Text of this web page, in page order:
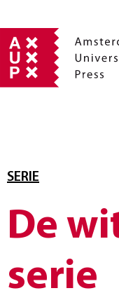
SERIE
De
serie